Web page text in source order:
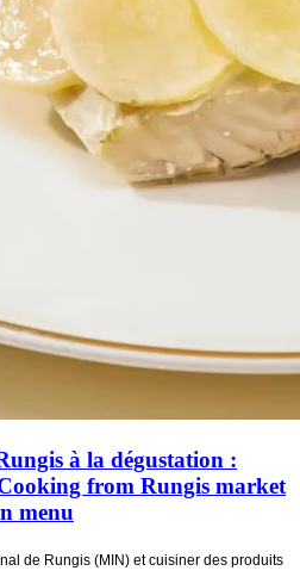
à la dégustation :
from Rungis market
menu
de Rungis (MIN) et cuisiner des produits